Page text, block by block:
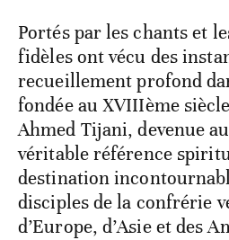
Portés par les chants et
fidèles ont vécu des
recueillement profond
fondée au XVIIIème
Ahmed Tijani, devenue
véritable référence
destination
disciples de la confrérie
d’Europe, d’Asie et des